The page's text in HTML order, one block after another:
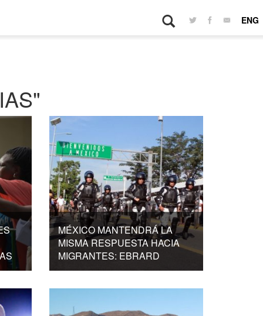
ENG
MÉXICO MANTENDRÁ LA
MISMA RESPUESTA HACIA
MIGRANTES: EBRARD